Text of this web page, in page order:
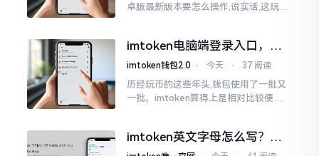
卓版最新版本要怎么操作,说实话,这玩意
0版本
imtoken电脑端登录入口，地
址在这里
imtoken钱包2.0 ⋅ 今天 ⋅ 37 阅读
历经玩币的这些年头,钱包使用了一批又
一批。imtoken算得上是相对比较便于
就得去寻觅电脑端的入口。
imtoken英文字母怎么写？正
确拼写看这里